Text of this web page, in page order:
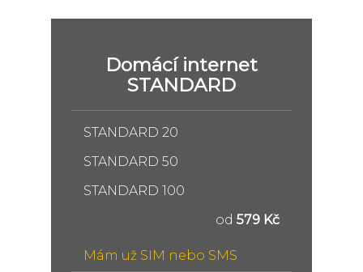
Domácí internet
STANDARD
STANDARD 20
STANDARD 50
STANDARD 100
od 579 Kč
Mám už SIM nebo SMS